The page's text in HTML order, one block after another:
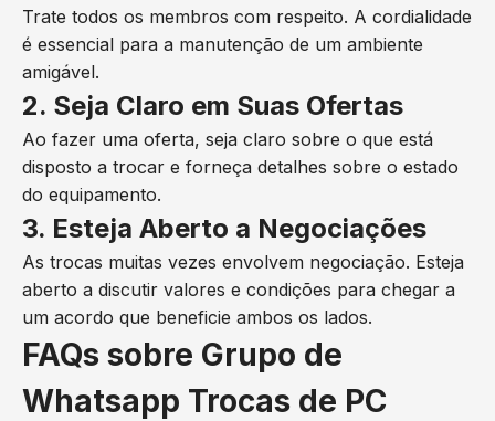
Trate todos os membros com respeito. A cordialidade
é essencial para a manutenção de um ambiente
amigável.
2. Seja Claro em Suas Ofertas
Ao fazer uma oferta, seja claro sobre o que está
disposto a trocar e forneça detalhes sobre o estado
do equipamento.
3. Esteja Aberto a Negociações
As trocas muitas vezes envolvem negociação. Esteja
aberto a discutir valores e condições para chegar a
um acordo que beneficie ambos os lados.
FAQs sobre Grupo de
Whatsapp Trocas de PC